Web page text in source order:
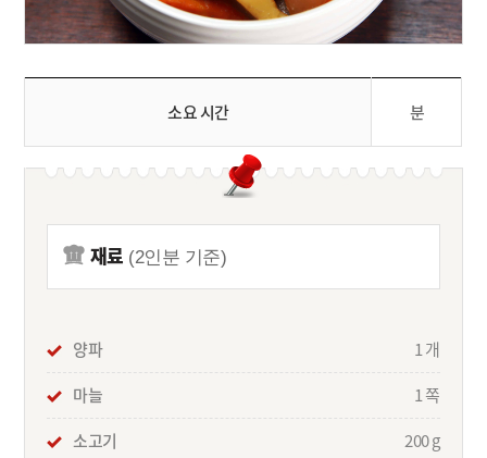
소요 시간 분
재료 (2인분 기준)
양파
1 개
마늘
1 쪽
소고기
200 g